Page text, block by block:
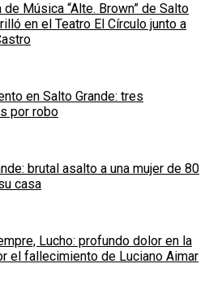
de Música “Alte. Brown” de Salto
en el Teatro El Círculo junto a
en Salto Grande: tres
por robo
brutal asalto a una mujer de 80
casa
Lucho: profundo dolor en la
el fallecimiento de Luciano Aimar